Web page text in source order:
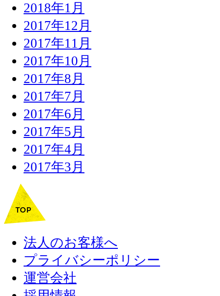
2018年1月
2017年12月
2017年11月
2017年10月
2017年8月
2017年7月
2017年6月
2017年5月
2017年4月
2017年3月
法人のお客様へ
プライバシーポリシー
運営会社